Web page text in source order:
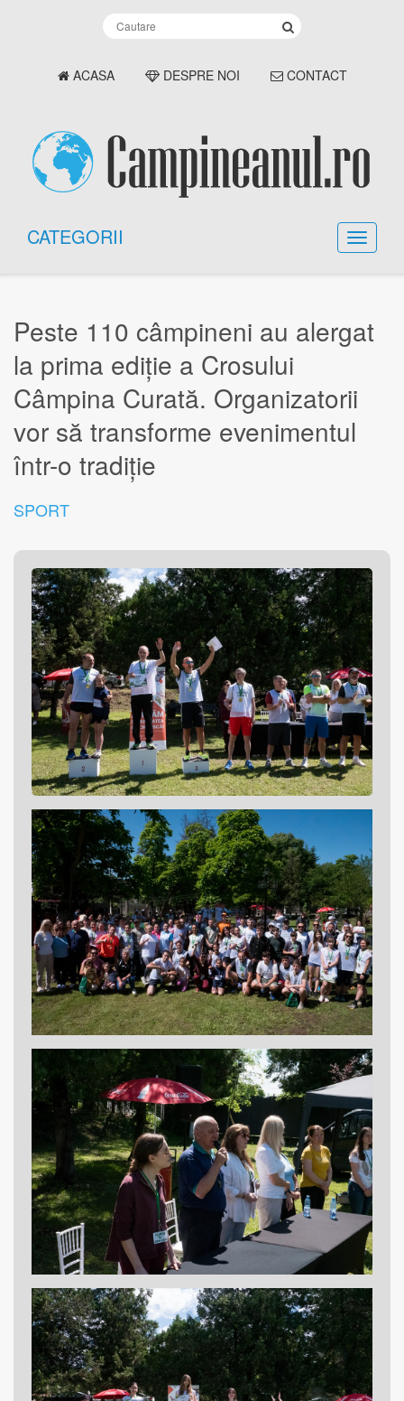
ACASA DESPRE NOI CONTACT
CATEGORII
Peste 110 câmpineni au alergat
la prima ediție a Crosului
Câmpina Curată. Organizatorii
vor să transforme evenimentul
într-o tradiție
SPORT